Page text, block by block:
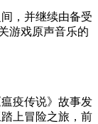
，并继续由备受
游戏原声音乐的
疫传说》故事发
上冒险之旅，前